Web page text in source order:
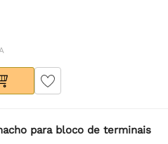
para bloco de terminais